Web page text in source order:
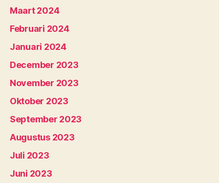
Maart 2024
Februari 2024
Januari 2024
December 2023
November 2023
Oktober 2023
September 2023
Augustus 2023
Juli 2023
Juni 2023